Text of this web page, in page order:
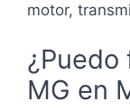
motor,
¿Puedo
MG en